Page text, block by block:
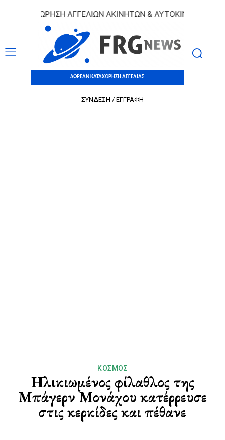
ΑΓΓΕΛΙΩΝ ΑΚΙΝΗΤΩΝ & ΑΥΤΟΚΙΝΗΤΩΝ |
ΔΩΡΕΑΝ ΚΑΤΑΧΩΡΗΣΗ ΑΓΓΕΛΙΑΣ
ΣΥΝΔΕΣΗ / ΕΓΓΡΑΦΗ
ΚΌΣΜΟΣ
Ηλικιωμένος φίλαθλος της
Μπάγερν Μονάχου κατέρρευσε
στις κερκίδες και πέθανε